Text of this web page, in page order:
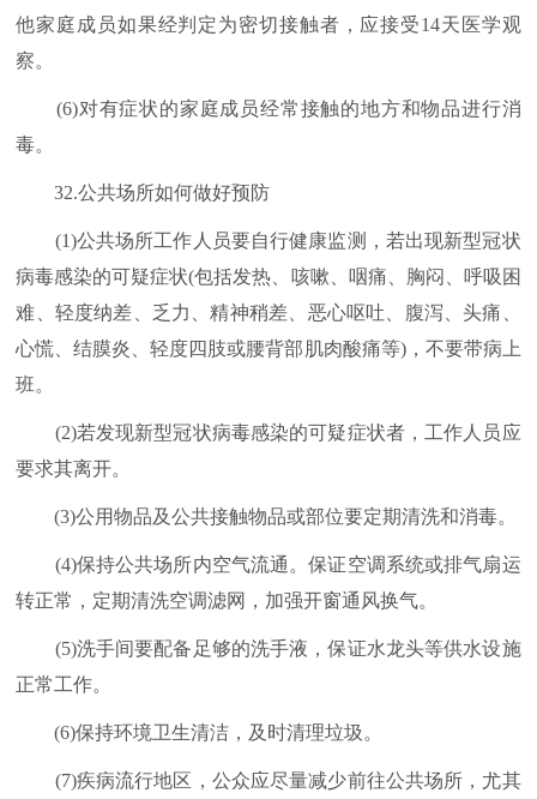
他家庭成员如果经判定为密切接触者，应接受14天医学观
察。
(6)对有症状的家庭成员经常接触的地方和物品进行消
毒。
32.公共场所如何做好预防
(1)公共场所工作人员要自行健康监测，若出现新型冠状
病毒感染的可疑症状(包括发热、咳嗽、咽痛、胸闷、呼吸困
难、轻度纳差、乏力、精神稍差、恶心呕吐、腹泻、头痛、
心慌、结膜炎、轻度四肢或腰背部肌肉酸痛等)，不要带病上
班。
(2)若发现新型冠状病毒感染的可疑症状者，工作人员应
要求其离开。
(3)公用物品及公共接触物品或部位要定期清洗和消毒。
(4)保持公共场所内空气流通。保证空调系统或排气扇运
转正常，定期清洗空调滤网，加强开窗通风换气。
(5)洗手间要配备足够的洗手液，保证水龙头等供水设施
正常工作。
(6)保持环境卫生清洁，及时清理垃圾。
(7)疾病流行地区，公众应尽量减少前往公共场所，尤其